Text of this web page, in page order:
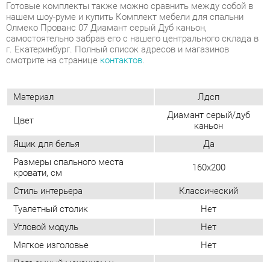
Материал Лдсп
Цвет Диамант серый/дуб
Размеры спального места
кровати, см
160x200
Стиль интерьера
Классический
Туалетный столик
Нет
Угловой модуль
Мягкое изголовье
Подъемный механизм у
кровати
Да
ОТЗЫВЫ
Пока нет отзывов, поделитесь первым своим мнением.